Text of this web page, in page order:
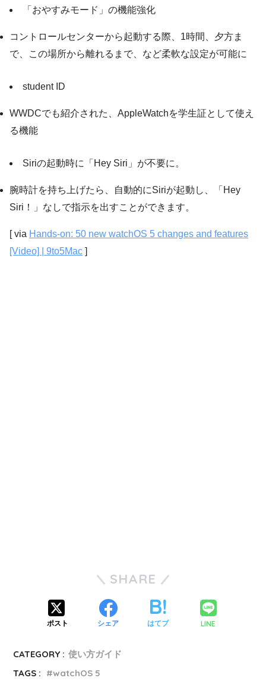
「おやすみモード」の機能強化
コントロールセンターから起動する際、1時間、夕方ま
で、この場所から離れるまで、など柔軟な設定が可能に
student ID
WWDCでも紹介された、AppleWatchを学生証として使え
る機能
Siriの起動時に「Hey Siri」が不要に。
腕時計を持ち上げたら、自動的にSiriが起動し、「Hey
Siri！」なしで指示を出すことができます。
[ via Hands-on: 50 new watchOS 5 changes and features
[Video] | 9to5Mac ]
SHARE
ポスト シェア はてブ LINE
CATEGORY : 使い方ガイド
TAGS :
watchOS 5